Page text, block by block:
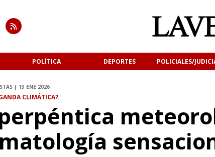
POLÍTICA DEPORTES POLICIALES/
| 13 ENE 2026
CLIMÁTICA?